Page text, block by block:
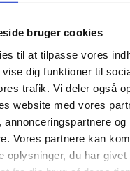
bruger cookies
til at tilpasse vores
dig funktioner til
trafik. Vi deler også
website med vores
annonceringspartnere og
Vores partnere kan
oplysninger, du har